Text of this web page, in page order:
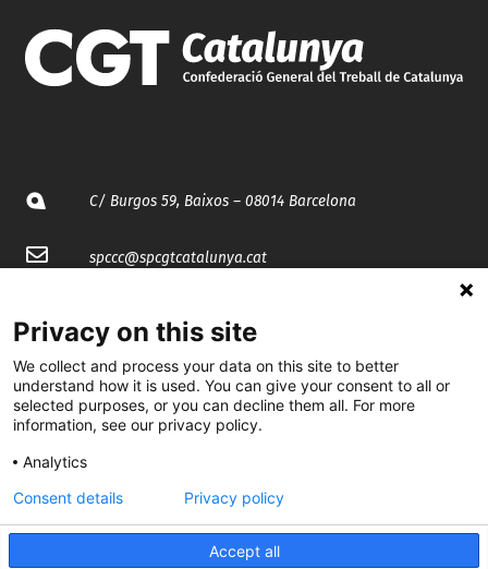
C/ Burgos 59, Baixos – 08014 Barcelona
spccc@spcgtcatalunya.cat
@CGTCatalunya
cgtcatalunya
CGTCatalunya
cgtcatalunya
Privacy on this site
We collect and process your data on this site to better
understand how it is used. You can give your consent to all or
selected purposes, or you can decline them all. For more
information, see our privacy policy.
Analytics
Accept all
Consent details Privacy policy